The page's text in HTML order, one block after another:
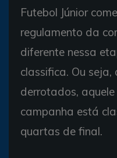
Futebol Júnior
regulamento da
diferente nessa
classifica. Ou seja,
derrotados,
campanha está
quartas de final.